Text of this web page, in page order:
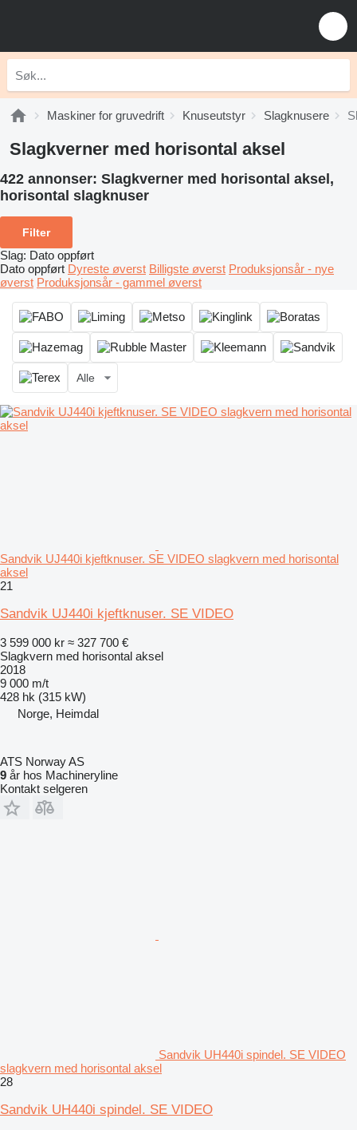
Maskiner for gruvedrift Knuseutstyr Slagknusere
Slagkverner med horisontal aksel
422 annonser: Slagkverner med horisontal aksel,
horisontal slagknuser
Filter
Slag: Dato oppført
Dato oppført Dyreste øverst Billigste øverst Produksjonsår - nye
øverst Produksjonsår - gammel øverst
Alle
Sandvik UJ440i kjeftknuser. SE VIDEO slagkvern med horisontal
aksel
21
Sandvik UJ440i kjeftknuser. SE VIDEO
3 599 000 kr ≈ 327 700 €
Slagkvern med horisontal aksel
2018
9 000 m/t
428 hk (315 kW)
Norge, Heimdal
ATS Norway AS
9 år hos Machineryline
Kontakt selgeren
Sandvik UH440i spindel. SE VIDEO
slagkvern med horisontal aksel
28
Sandvik UH440i spindel. SE VIDEO